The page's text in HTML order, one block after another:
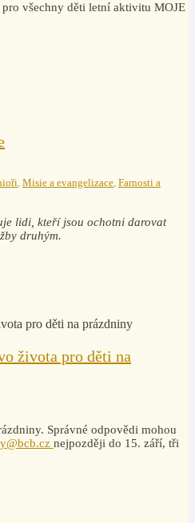
všechny děti letní aktivitu MOJE
, Misie a evangelizace, Farnosti a
lidi, kteří jsou ochotni darovat
druhým.
života pro děti na
Správné odpovědi mohou
nejpozději do 15. září, tři